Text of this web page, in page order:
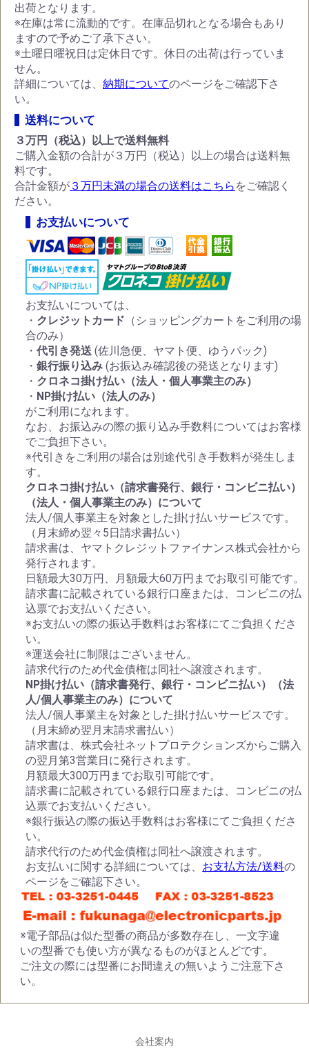
出荷となります。
※在庫は常に流動的です。在庫品切れとなる場合もあり
ますので予めご了承下さい。
※土曜日曜祝日は定休日です。休日の出荷は行っていま
せん。
詳細については、 納期についてのページをご確認下さ
い。
送料について
３万円（税込）以上で送料無料
ご購入金額の合計が３万円（税込）以上の場合は送料無
料です。
合計金額が ３万円未満の場合の送料はこちら をご確認く
ださい。
お支払いについて
お支払いについては、
・ クレジットカード （ショッピングカートをご利用の場
合のみ）
・代引き発送 (佐川急便、ヤマト便、ゆうパック)
・銀行振り込み (お振込み確認後の発送となります)
・ クロネコ掛け払い（法人・個人事業主のみ）
・ NP掛け払い（法人のみ）
がご利用になれます。
なお、お振込みの際の振り込み手数料についてはお客様
でご負担下さい。
※代引きをご利用の場合は別途代引き手数料が発生しま
す。
クロネコ掛け払い（請求書発行、銀行・コンビニ払い）
（法人・個人事業主のみ）について
法人/個人事業主を対象とした掛け払いサービスです。
（月末締め翌々5日請求書払い）
請求書は、ヤマトクレジットファイナンス株式会社から
発行されます。
日額最大30万円、月額最大60万円までお取引可能です。
請求書に記載されている銀行口座または、コンビニの払
込票でお支払いください。
※お支払いの際の振込手数料はお客様にてご負担くださ
い。
※運送会社に制限はございません。
請求代行のため代金債権は同社へ譲渡されます。
NP掛け払い（請求書発行、銀行・コンビニ払い）（法
人/個人事業主のみ）について
法人/個人事業主を対象とした掛け払いサービスです。
（月末締め翌月末請求書払い）
請求書は、株式会社ネットプロテクションズからご購入
の翌月第3営業日に発行されます。
月額最大300万円までお取引可能です。
請求書に記載されている銀行口座または、コンビニの払
込票でお支払いください。
※銀行振込の際の振込手数料はお客様にてご負担くださ
い。
請求代行のため代金債権は同社へ譲渡されます。
お支払いに関する詳細については、 お支払方法/送料の
ページをご確認下さい。
※電子部品は似た型番の商品が多数存在し、一文字違
いの型番でも使い方が異なるものがほとんどです。
ご注文の際には型番にお間違えの無いようご注意下さ
い。
会社案内